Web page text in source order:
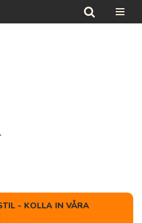
- KOLLA IN VÅRA